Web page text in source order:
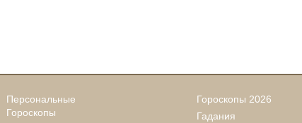
Персональные
Гороскопы
Гороскопы 2026
Гадания